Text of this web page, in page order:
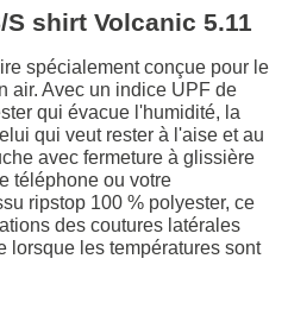
shirt Volcanic 5.11
spécialement conçue pour le
air. Avec un indice UPF de
qui évacue l'humidité, la
qui veut rester à l'aise et au
avec fermeture à glissière
téléphone ou votre
ripstop 100 % polyester, ce
des coutures latérales
lorsque les températures sont